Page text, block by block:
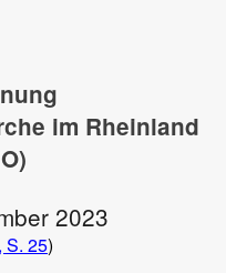
im Rheinland
2023
S. 25)